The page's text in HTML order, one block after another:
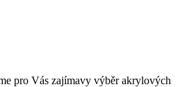
pro Vás zajímavy výběr akrylových